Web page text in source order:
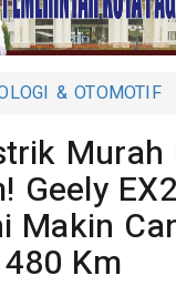
& OTOMOTIF
Murah
Geely
Makin
Km